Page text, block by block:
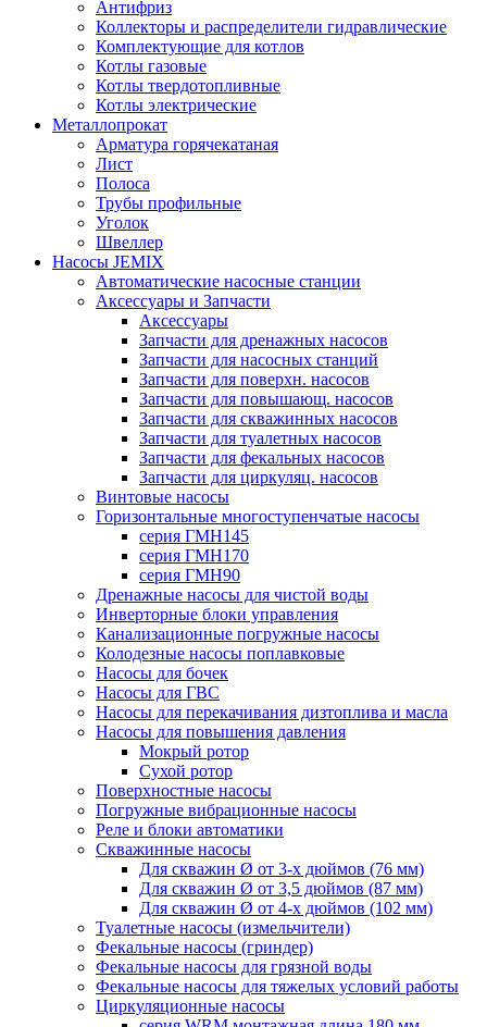
Антифриз
Коллекторы и распределители гидравлические
Комплектующие для котлов
Котлы газовые
Котлы твердотопливные
Котлы электрические
Металлопрокат
Арматура горячекатаная
Лист
Полоса
Трубы профильные
Уголок
Швеллер
Насосы JEMIX
Автоматические насосные станции
Аксессуары и Запчасти
Аксессуары
Запчасти для дренажных насосов
Запчасти для насосных станций
Запчасти для поверхн. насосов
Запчасти для повышающ. насосов
Запчасти для скважинных насосов
Запчасти для туалетных насосов
Запчасти для фекальных насосов
Запчасти для циркуляц. насосов
Винтовые насосы
Горизонтальные многоступенчатые насосы
серия ГМН145
серия ГМН170
серия ГМН90
Дренажные насосы для чистой воды
Инверторные блоки управления
Канализационные погружные насосы
Колодезные насосы поплавковые
Насосы для бочек
Насосы для ГВС
Насосы для перекачивания дизтоплива и масла
Насосы для повышения давления
Мокрый ротор
Сухой ротор
Поверхностные насосы
Погружные вибрационные насосы
Реле и блоки автоматики
Скважинные насосы
Для скважин Ø от 3-х дюймов (76 мм)
Для скважин Ø от 3,5 дюймов (87 мм)
Для скважин Ø от 4-х дюймов (102 мм)
Туалетные насосы (измельчители)
Фекальные насосы (гриндер)
Фекальные насосы для грязной воды
Фекальные насосы для тяжелых условий работы
Циркуляционные насосы